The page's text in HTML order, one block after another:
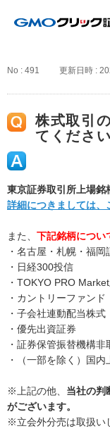
No : 491 更新日時 :
株式取引
てください
東京証券取引所上場銘
詳細につきましては、
また、 下記銘柄につい
・名古屋・札幌・福
・日経300投信
・TOKYO PRO
・カントリーファンド
・子会社連動配当株式
・優先出資証券
・証券保管振替機構非
・（一部を除く）国
※上記の他、 当社の判
がございます。
※立会外分売は取扱い